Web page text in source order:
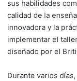
sus habilidades
calidad de la
innovadora y la
implementar el
diseñado por el
Durante varios